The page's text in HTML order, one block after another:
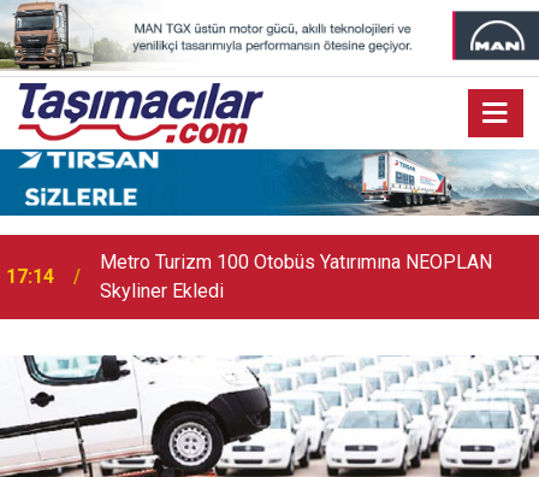
17:07 Audi Q9 Markanın En Büyük SUV Modeli Oldu